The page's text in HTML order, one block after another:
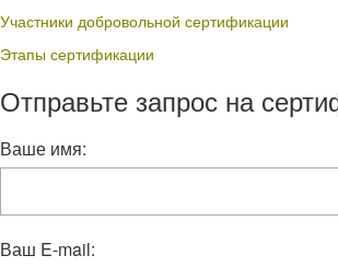
Участники добровольной сертификации
Этапы сертификации
Отправьте запрос на
Ваше имя:
Ваш E-mail: